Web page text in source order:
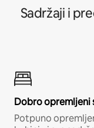
Sadržaji i
Dobro opremljeni
Potpuno